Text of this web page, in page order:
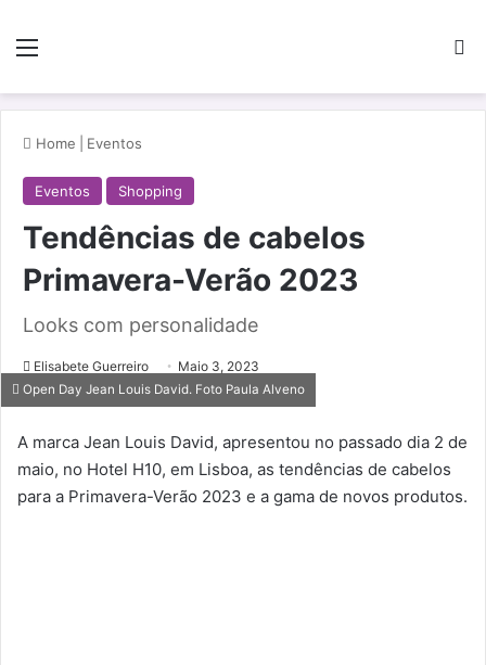
Menu
Home Eventos
Eventos Shopping
Tendências de cabelos
Primavera-Verão 2023
Looks com personalidade
Elisabete Guerreiro Maio 3, 2023
Open Day Jean Louis David. Foto Paula Alveno
A marca Jean Louis David, apresentou no passado dia 2 de
maio, no Hotel H10, em Lisboa, as tendências de cabelos
para a Primavera-Verão 2023 e a gama de novos produtos.